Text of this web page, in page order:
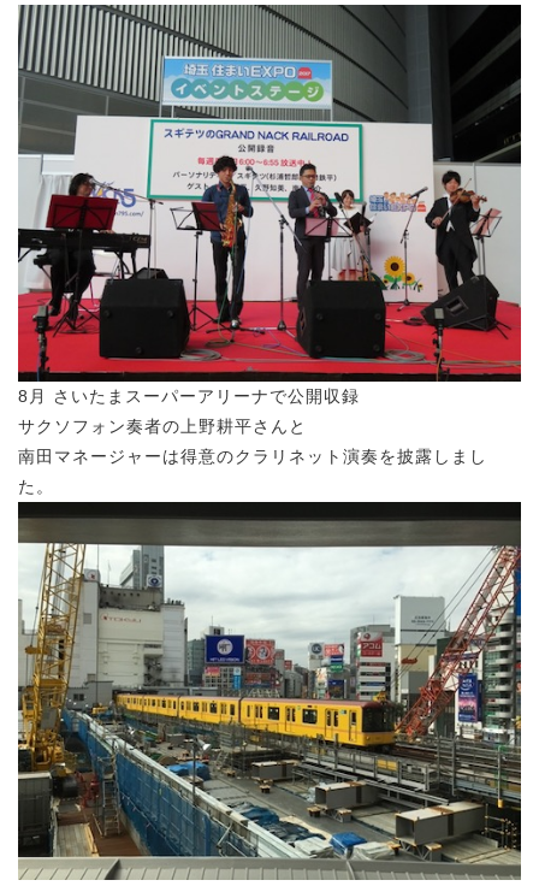
8月 さいたまスーパーアリーナで公開収録
サクソフォン奏者の上野耕平さんと
南田マネージャーは得意のクラリネット演奏を披露しまし
た。